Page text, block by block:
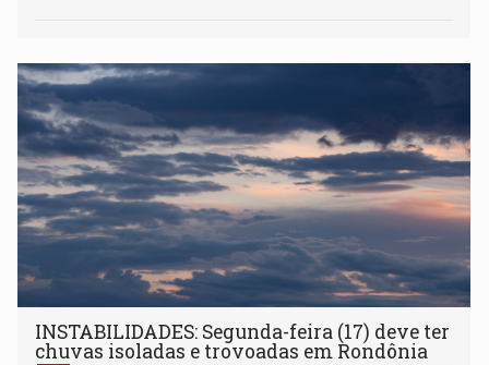
INSTABILIDADES: Segunda-feira (17) deve ter
chuvas isoladas e trovoadas em Rondônia